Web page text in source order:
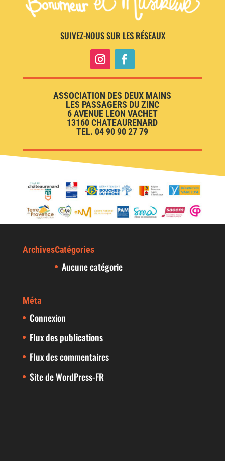
SUIVEZ-NOUS SUR LES RÉSEAUX
ASSOCIATION DES DEUX MAINS
LES PASSAGERS DU ZINC
6 AVENUE LEON VACHET
13160 CHATEAURENARD
TEL. 04 90 90 27 79
ArchivesCatégories
Aucune catégorie
Méta
Connexion
Flux des publications
Flux des commentaires
Site de WordPress-FR